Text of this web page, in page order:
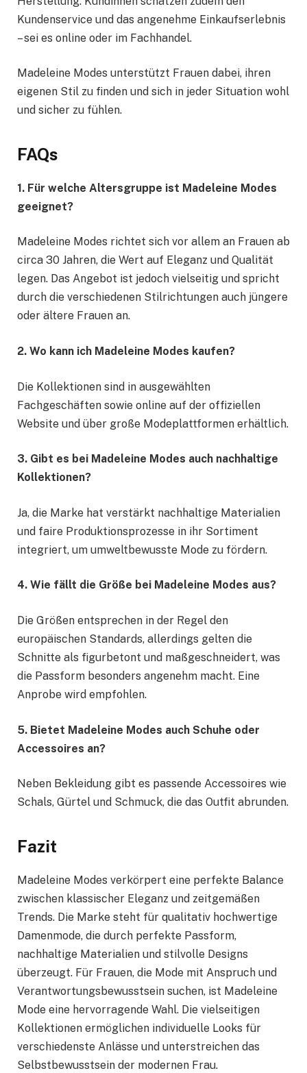
Kundenservice und das angenehme Einkaufserlebnis
– sei es online oder im Fachhandel.
Madeleine Modes unterstützt Frauen dabei, ihren
eigenen Stil zu finden und sich in jeder Situation wohl
und sicher zu fühlen.
FAQs
1. Für welche Altersgruppe ist Madeleine Modes
geeignet?
Madeleine Modes richtet sich vor allem an Frauen ab
circa 30 Jahren, die Wert auf Eleganz und Qualität
legen. Das Angebot ist jedoch vielseitig und spricht
durch die verschiedenen Stilrichtungen auch jüngere
oder ältere Frauen an.
2. Wo kann ich Madeleine Modes kaufen?
Die Kollektionen sind in ausgewählten
Fachgeschäften sowie online auf der offiziellen
Website und über große Modeplattformen erhältlich.
3. Gibt es bei Madeleine Modes auch nachhaltige
Kollektionen?
Ja, die Marke hat verstärkt nachhaltige Materialien
und faire Produktionsprozesse in ihr Sortiment
integriert, um umweltbewusste Mode zu fördern.
4. Wie fällt die Größe bei Madeleine Modes aus?
Die Größen entsprechen in der Regel den
europäischen Standards, allerdings gelten die
Schnitte als figurbetont und maßgeschneidert, was
die Passform besonders angenehm macht. Eine
Anprobe wird empfohlen.
5. Bietet Madeleine Modes auch Schuhe oder
Accessoires an?
Neben Bekleidung gibt es passende Accessoires wie
Schals, Gürtel und Schmuck, die das Outfit abrunden.
Fazit
Madeleine Modes verkörpert eine perfekte Balance
zwischen klassischer Eleganz und zeitgemäßen
Trends. Die Marke steht für qualitativ hochwertige
Damenmode, die durch perfekte Passform,
nachhaltige Materialien und stilvolle Designs
überzeugt. Für Frauen, die Mode mit Anspruch und
Verantwortungsbewusstsein suchen, ist Madeleine
Mode eine hervorragende Wahl. Die vielseitigen
Kollektionen ermöglichen individuelle Looks für
verschiedenste Anlässe und unterstreichen das
Selbstbewusstsein der modernen Frau.